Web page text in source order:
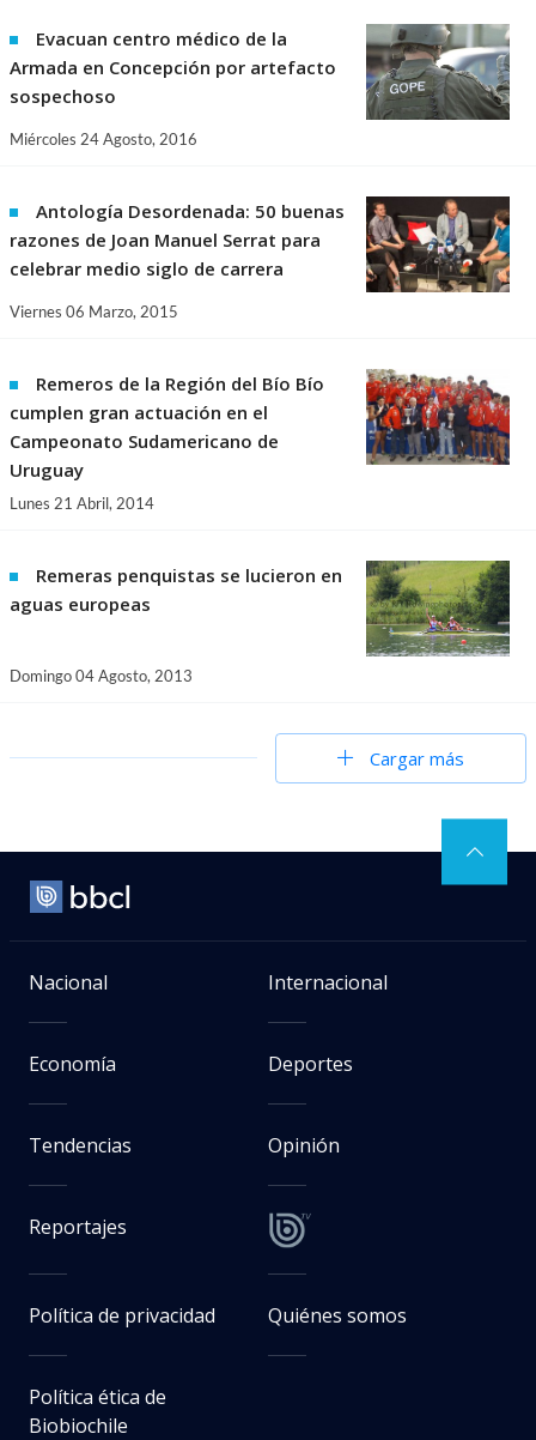
Evacuan centro médico de la
Armada en Concepción por artefacto
sospechoso
Miércoles 24 Agosto, 2016
Antología Desordenada: 50 buenas
razones de Joan Manuel Serrat para
celebrar medio siglo de carrera
Viernes 06 Marzo, 2015
Remeros de la Región del Bío Bío
cumplen gran actuación en el
Campeonato Sudamericano de
Uruguay
Lunes 21 Abril, 2014
Remeras penquistas se lucieron en
aguas europeas
Domingo 04 Agosto, 2013
Cargar más
Nacional Internacional
Economía Deportes
Tendencias Opinión
Reportajes
Política de privacidad Quiénes somos
Política ética de
Biobiochile